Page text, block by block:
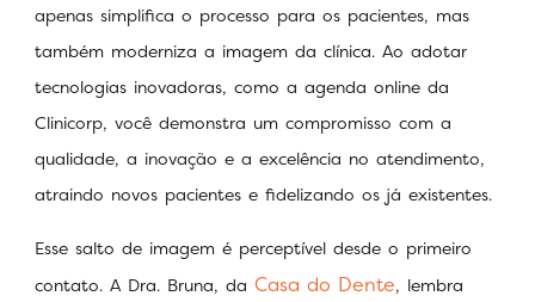
apenas simplifica o processo para os pacientes, mas
também moderniza a imagem da clínica. Ao adotar
tecnologias inovadoras, como a agenda online da
Clinicorp, você demonstra um compromisso com a
qualidade, a inovação e a excelência no atendimento,
atraindo novos pacientes e fidelizando os já existentes.
Esse salto de imagem é perceptível desde o primeiro
contato. A Dra. Bruna, da Casa do Dente, lembra